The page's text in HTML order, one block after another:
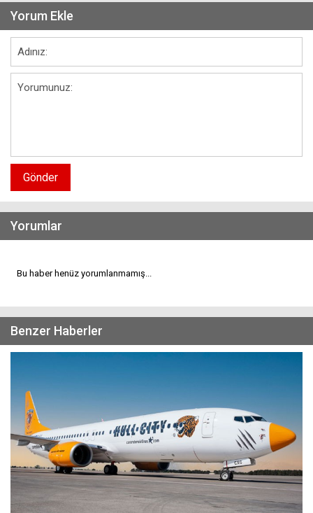
Yorum Ekle
Gönder
Yorumlar
Bu haber henüz yorumlanmamış...
Benzer Haberler